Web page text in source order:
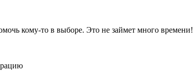
кому-то в выборе. Это не займет много времени!